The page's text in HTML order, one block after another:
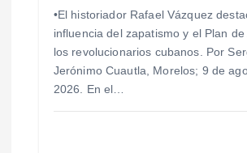
•El historiador Rafael Vázquez
influencia del zapatismo y el Plan de
los revolucionarios cubanos. Por
Jerónimo Cuautla, Morelos; 9 de
2026. En el…